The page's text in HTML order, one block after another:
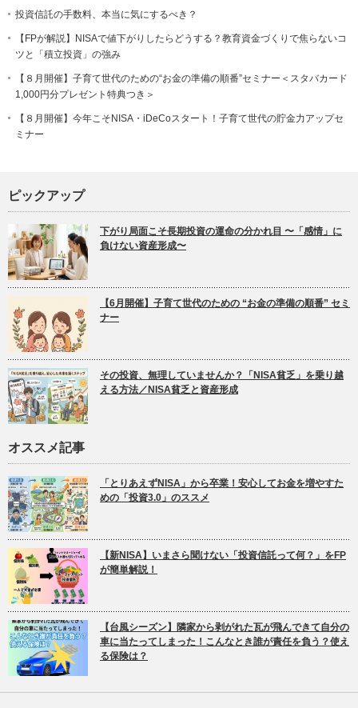
投資信託の手数料、本当に気にするべき？
【FPが解説】NISAで値下がりしたらどうする？教育資金づくりで焦らないコ
ツと「積立投資」の強み
【８月開催】子育て世代のための“お金の準備の順番”セミナー＜スタバカード
1,000円分プレゼント特典つき＞
【８月開催】今年こそNISA・iDeCoスタート！子育て世代の貯金力アップセ
ミナー
ピックアップ
下がり局面こそ長期投資の運命の分かれ目 〜「感情」に
負けない資産形成〜
【6月開催】子育て世代のための “お金の準備の順番” セミ
ナー
その投資、無理していませんか？「NISA貧乏」を乗り越
える方法／NISA貧乏と資産形成
オススメ記事
「とりあえずNISA」から卒業！安心してお金を増やすた
めの「投資3.0」のススメ
【新NISA】いまさら聞けない「投資信託って何？」をFP
が簡単解説！
【台風シーズン】隣家から剥がれた瓦が飛んできて自分の
車に当たってしまった！こんなとき誰が責任を負う？使え
る保険は？